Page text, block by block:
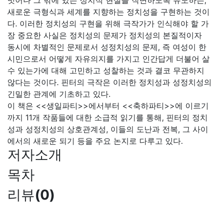
새로운 극형식과 세계를 지향하는 정치성을 구현하는 것이
다. 이러한 정치성의 구현을 위해 극작가가 인식해야 할 가
장 중요한 사실은 정치성의 문제가 정치성의 본질적이자
동시에 차별적인 문제로서 성정치성의 문제, 즉 여성이 한
시민으로서 어떻게 자유의지를 가지고 인간답게 더불어 살
수 있는가에 대해 고민하고 성찰하는 것과 결코 무관하지
않다는 것이다. 핀터의 극작은 이러한 정치성과 성정치성의
긴밀한 관계에 기초하고 있다.
이 책은 <<생일파티>>에서부터 <<축하파티>>에 이르기
까지 11개 작품들에 대한 소급적 읽기를 통해, 핀터의 정치
성과 성정치성의 상호관계성, 이들의 도난과 전복, 그 사이
에서의 새로운 되기 등을 주요 논지로 다루고 있다.
저자소개
목차
리뷰(0)